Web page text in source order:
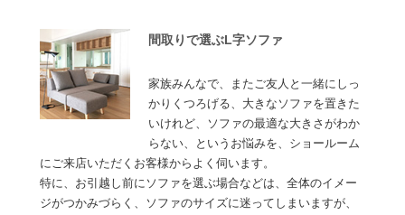
間取りで選ぶL字ソファ
家族みんなで、またご友人と一緒にしっ
かりくつろげる、大きなソファを置きた
いけれど、ソファの最適な大きさがわか
らない、というお悩みを、ショールーム
にご来店いただくお客様からよく伺います。
特に、お引越し前にソファを選ぶ場合などは、全体のイメー
ジがつかみづらく、ソファのサイズに迷ってしまいますが、